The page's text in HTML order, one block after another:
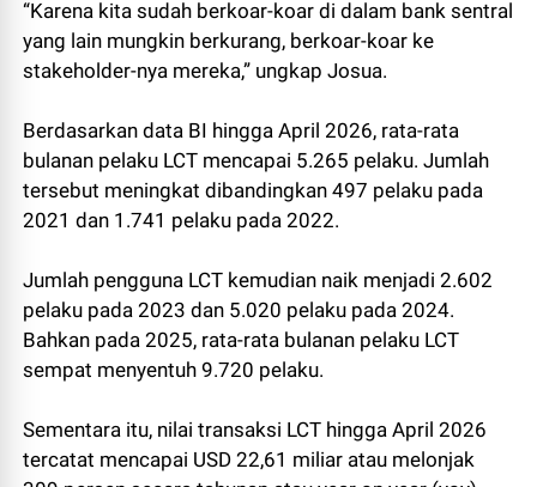
“Karena kita sudah berkoar-koar di dalam bank sentral
yang lain mungkin berkurang, berkoar-koar ke
stakeholder-nya mereka,” ungkap Josua.
Berdasarkan data BI hingga April 2026, rata-rata
bulanan pelaku LCT mencapai 5.265 pelaku. Jumlah
tersebut meningkat dibandingkan 497 pelaku pada
2021 dan 1.741 pelaku pada 2022.
Jumlah pengguna LCT kemudian naik menjadi 2.602
pelaku pada 2023 dan 5.020 pelaku pada 2024.
Bahkan pada 2025, rata-rata bulanan pelaku LCT
sempat menyentuh 9.720 pelaku.
Sementara itu, nilai transaksi LCT hingga April 2026
tercatat mencapai USD 22,61 miliar atau melonjak